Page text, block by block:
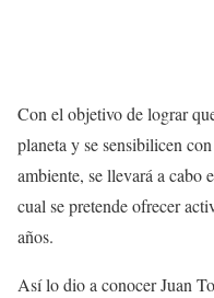
Con el objetivo de lograr
planeta y se sensibilicen
ambiente, se llevará a cabo
cual se pretende ofrecer
años.
Así lo dio a conocer Juan